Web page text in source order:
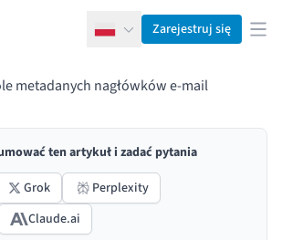
PolskiZarejestruj się
metadanych nagłówków e-mail
ten artykuł i zadać pytania
Grok
Perplexity
Claude.ai